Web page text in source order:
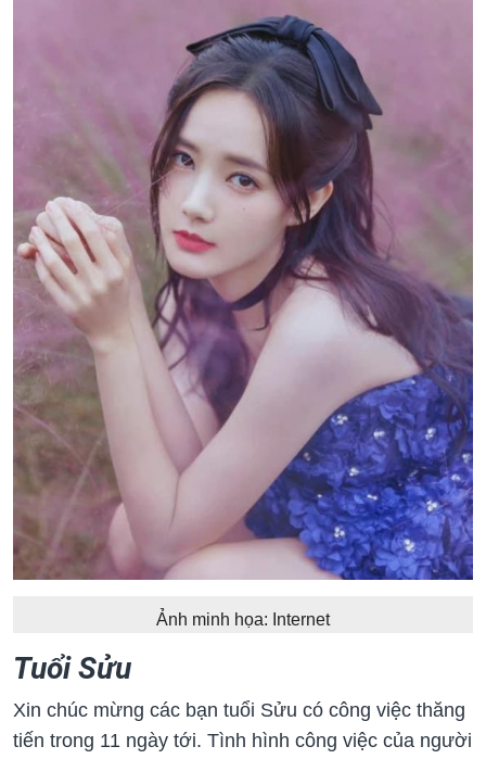
Ảnh minh họa: Internet
Tuổi Sửu
Xin chúc mừng các bạn tuổi Sửu có công việc thăng
tiến trong 11 ngày tới. Tình hình công việc của người